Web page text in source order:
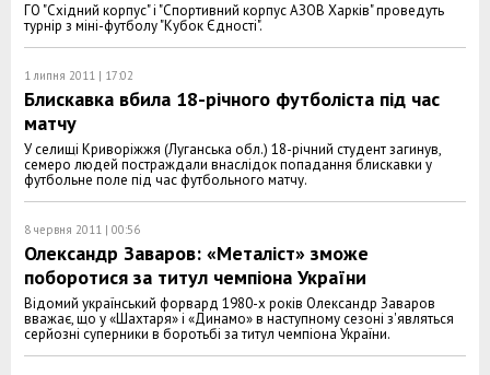
ГО "Східний корпус" і "Спортивний корпус АЗОВ Харків" проведуть
турнір з міні-футболу "Кубок Єдності".
1 липня 2011 | 17:02
Блискавка вбила 18-річного футболіста під час
матчу
У селищі Криворіжжя (Луганська обл.) 18-річний студент загинув,
семеро людей постраждали внаслідок попадання блискавки у
футбольне поле під час футбольного матчу.
8 червня 2011 | 00:56
Олександр Заваров: «Металіст» зможе
поборотися за титул чемпіона України
Відомий український форвард 1980-х років Олександр Заваров
вважає, що у «Шахтаря» і «Динамо» в наступному сезоні з'являться
серйозні суперники в боротьбі за титул чемпіона України.